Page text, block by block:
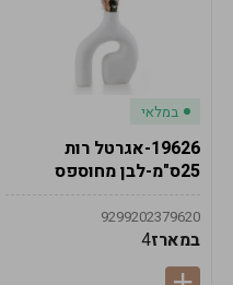
במלאי
19626-אגרטל רות
25ס"מ-לבן מחוספס
9299202379620
במארז4